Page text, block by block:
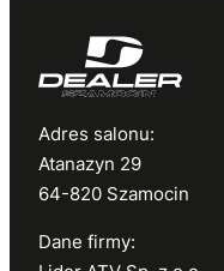
Adres salonu:
Atanazyn 29
64-820 Szamocin
Dane firmy: